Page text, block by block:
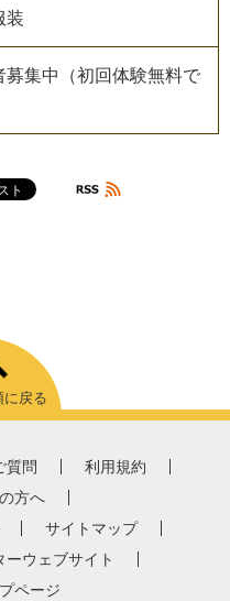
装
募集中（初回体験無料で
に戻る
質問
利用規約
方へ
サイトマップ
ーウェブサイト
ページ